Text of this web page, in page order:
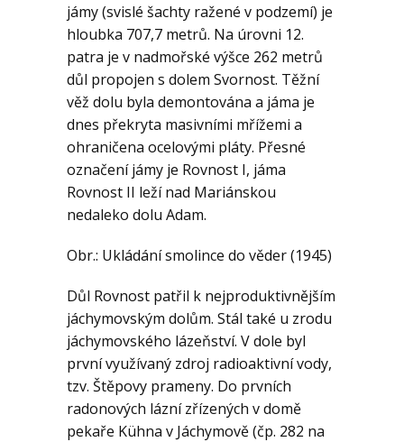
jámy (svislé šachty ražené v podzemí) je
hloubka 707,7 metrů. Na úrovni 12.
patra je v nadmořské výšce 262 metrů
důl propojen s dolem Svornost. Těžní
věž dolu byla demontována a jáma je
dnes překryta masivními mřížemi a
ohraničena ocelovými pláty. Přesné
označení jámy je Rovnost I, jáma
Rovnost II leží nad Mariánskou
nedaleko dolu Adam.
Obr.: Ukládání smolince do věder (1945)
Důl Rovnost patřil k nejproduktivnějším
jáchymovským dolům. Stál také u zrodu
jáchymovského lázeňství. V dole byl
první využívaný zdroj radioaktivní vody,
tzv. Štěpovy prameny. Do prvních
radonových lázní zřízených v domě
pekaře Kühna v Jáchymově (čp. 282 na